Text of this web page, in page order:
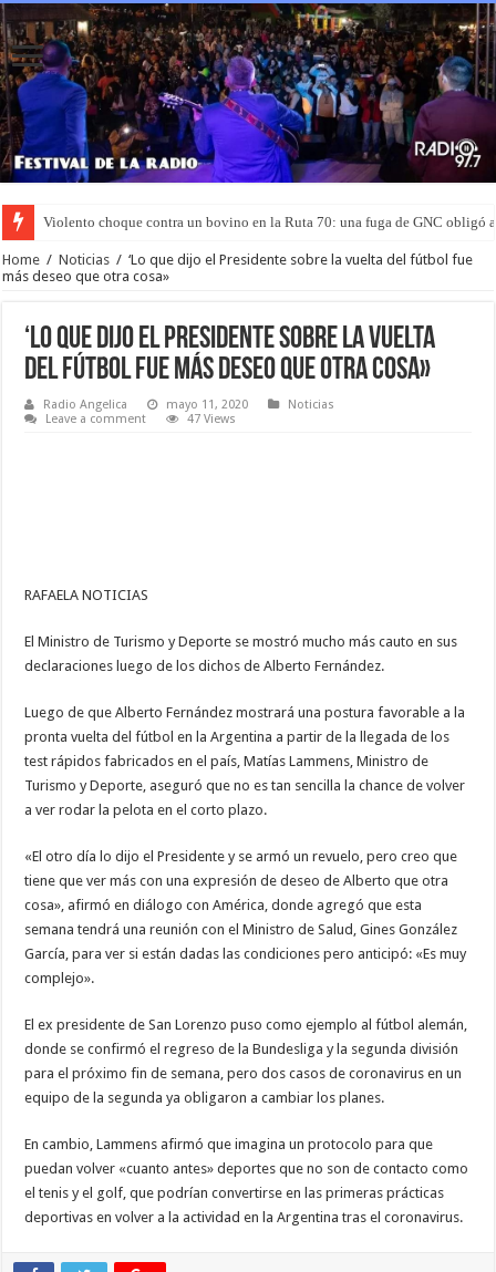
Violento choque contra un bovino en la Ruta 70: una fuga de GNC obligó
Home / Noticias / ‘Lo que dijo el Presidente sobre la vuelta del fútbol fue
más deseo que otra cosa»
‘Lo que dijo el Presidente sobre la vuelta
del fútbol fue más deseo que otra cosa»
Radio Angelica mayo 11, 2020
Noticias
Leave a comment
47 Views
RAFAELA NOTICIAS
El Ministro de Turismo y Deporte se mostró mucho más cauto en sus
declaraciones luego de los dichos de Alberto Fernández.
Luego de que Alberto Fernández mostrará una postura favorable a la
pronta vuelta del fútbol en la Argentina a partir de la llegada de los
test rápidos fabricados en el país, Matías Lammens, Ministro de
Turismo y Deporte, aseguró que no es tan sencilla la chance de volver
a ver rodar la pelota en el corto plazo.
«El otro día lo dijo el Presidente y se armó un revuelo, pero creo que
tiene que ver más con una expresión de deseo de Alberto que otra
cosa», afirmó en diálogo con América, donde agregó que esta
semana tendrá una reunión con el Ministro de Salud, Gines González
García, para ver si están dadas las condiciones pero anticipó: «Es muy
complejo».
El ex presidente de San Lorenzo puso como ejemplo al fútbol alemán,
donde se confirmó el regreso de la Bundesliga y la segunda división
para el próximo fin de semana, pero dos casos de coronavirus en un
equipo de la segunda ya obligaron a cambiar los planes.
En cambio, Lammens afirmó que imagina un protocolo para que
puedan volver «cuanto antes» deportes que no son de contacto como
el tenis y el golf, que podrían convertirse en las primeras prácticas
deportivas en volver a la actividad en la Argentina tras el coronavirus.